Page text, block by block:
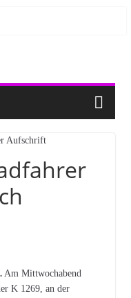
Am Mittwochabend
K 1269, an der